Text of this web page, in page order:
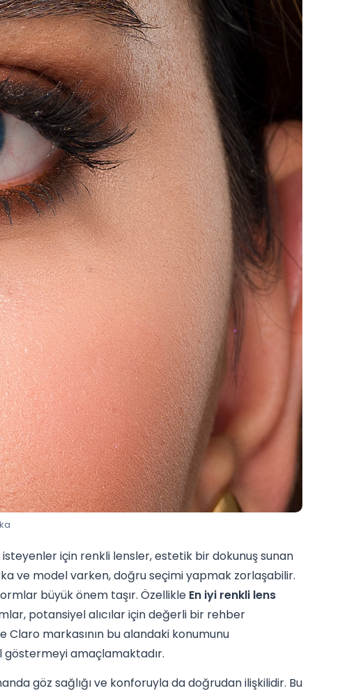
için renkli lensler, estetik bir dokunuş sunan
ve model varken, doğru seçimi yapmak zorlaşabilir.
büyük önem taşır. Özellikle En iyi renkli lens
potansiyel alıcılar için değerli bir rehber
Claro markasının bu alandaki konumunu
göstermeyi amaçlamaktadır.
göz sağlığı ve konforuyla da doğrudan ilişkilidir. Bu